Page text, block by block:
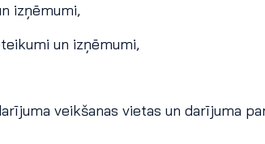
izņēmumi,
un izņēmumi,
veikšanas vietas un darījuma